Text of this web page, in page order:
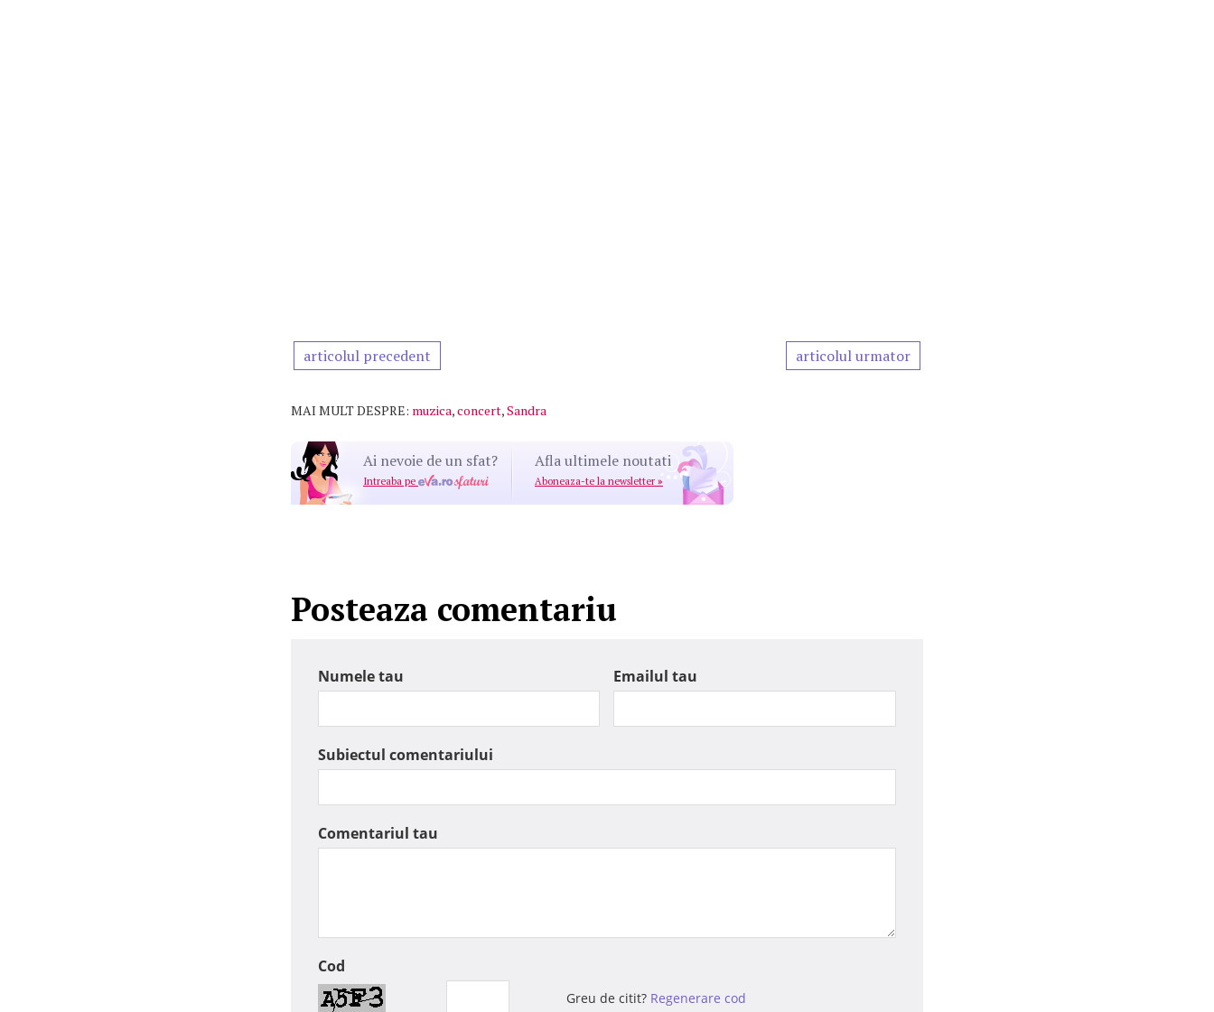
articolul precedent articolul urmator
MAI MULT DESPRE: muzica,concert,Sandra
Ai nevoie de un sfat?
Intreaba pe
Afla ultimele noutati
Aboneaza-te la newsletter »
Posteaza comentariu
Numele tau Emailul tau
Subiectul comentariului
Comentariul tau
Cod
Greu de citit? Regenerare cod